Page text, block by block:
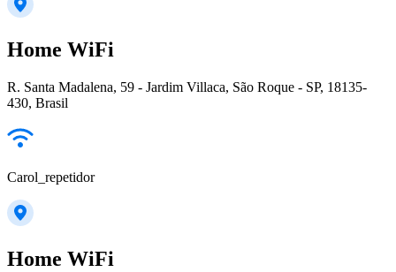
Home WiFi
R. Santa Madalena, 59 - Jardim Villaca, São Roque - SP, 18135-
430, Brasil
Carol_repetidor
Home WiFi